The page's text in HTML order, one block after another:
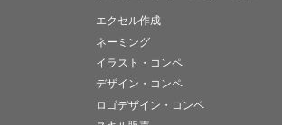
エクセル作成
ネーミング
イラスト・コンペ
デザイン・コンペ
ロゴデザイン・コンペ